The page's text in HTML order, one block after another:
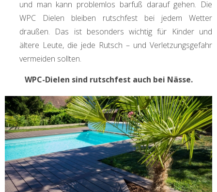
und man kann problemlos barfuß darauf gehen. Die
WPC Dielen bleiben rutschfest bei jedem Wetter
draußen. Das ist besonders wichtig für Kinder und
ältere Leute, die jede Rutsch – und Verletzungsgefahr
vermeiden sollten.
WPC-Dielen sind rutschfest auch bei Nässe.